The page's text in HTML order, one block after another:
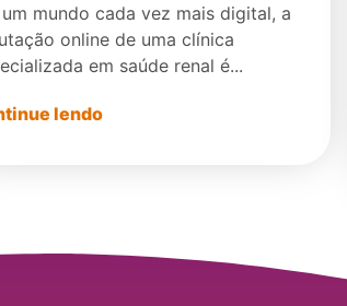
no Mundo
um mundo cada vez mais digital, a
online de uma clínica
em saúde renal é...
lendo